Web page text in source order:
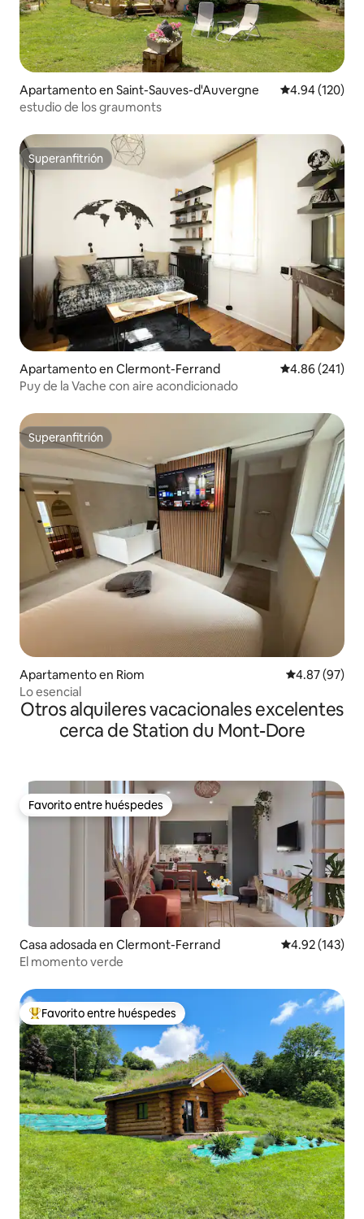
Apartamento en Saint-Sauves-d'Auvergne Calificación
4.94 (120)
estudio de los graumonts
Superanfitrión
Superanfitrión
Apartamento en Clermont-Ferrand Calificación
4.86 (241)
Puy de la Vache con aire acondicionado
Superanfitrión
Superanfitrión
Apartamento en Riom Calificación
4.87 (97)
Lo esencial
Otros alquileres vacacionales excelentes
cerca de Station du Mont-Dore
Favorito entre huéspedes
Favorito entre huéspedes
Casa adosada en Clermont-Ferrand Calificación
4.92 (143)
El momento verde
Favorito entre huéspedes preferido
Favorito entre huéspedes